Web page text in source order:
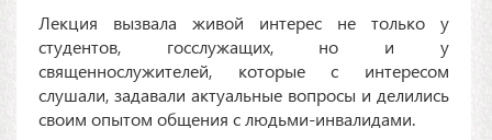
Лекция вызвала живой интерес не только у
студентов, госслужащих, но и у
священнослужителей, которые с интересом
слушали, задавали актуальные вопросы и делились
своим опытом общения с людьми-инвалидами.